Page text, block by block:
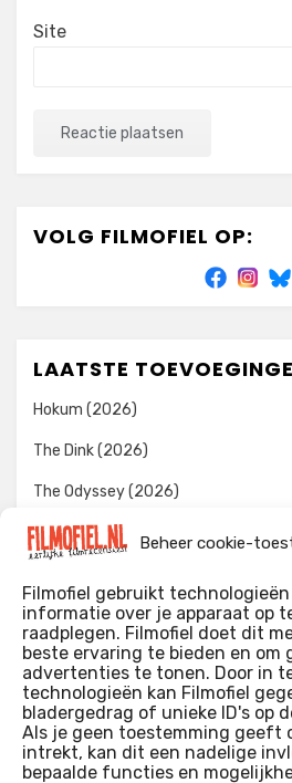
Beheer cookie-
Filmofiel gebruikt technologieën
informatie over je apparaat op
raadplegen. Filmofiel doet dit
beste ervaring te bieden en om
advertenties te tonen. Door in
technologieën kan Filmofiel
bladergedrag of unieke ID's op
Als je geen toestemming geeft
intrekt, kan dit een nadelige
bepaalde functies en
Site
VOLG FILMOFIEL OP:
LAATSTE
Hokum (2026)
The Dink (2026)
The Odyssey (2026)
Evil Dead Burn (2026)
WIE IK BEN…?
Ik ben ooit begonnen met m’n
films keek dat ik af en toe niet meer
niet gezien had. Ik ben een
erg lang in een videotheek gewerkt,